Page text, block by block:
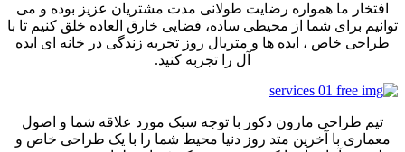
افتخار ما همواره رضایت طولانی مدت مشتریان عزیز بوده و می
توانیم برای شما از محیطی ساده، فضایی خارق العاده خلق کنیم تا با
طراحی خاص ، ایده ها و متریال روز تجربه زندگی در خانه ای ایده
آل را تجربه کنید.
تیم طراحی مارون دکور با توجه سبک مورد علاقه شما و اصول
معماری با آخرین متد روز دنیا محیط شما را با یک طراحی خاص و